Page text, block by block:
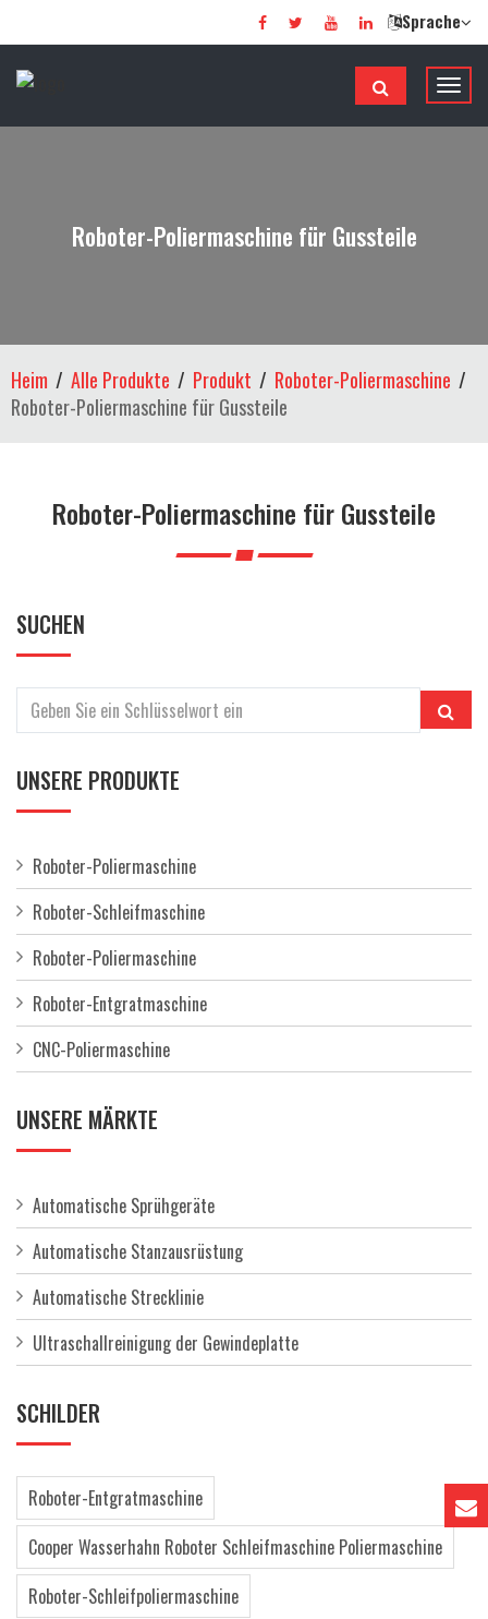
Sprache
N
m
Roboter-Poliermaschine für Gussteile
Heim Alle Produkte Produkt
Roboter-Poliermaschine
Roboter-Poliermaschine für Gussteile
Roboter-Poliermaschine für Gussteile
SUCHEN
UNSERE PRODUKTE
Roboter-Poliermaschine
Roboter-Schleifmaschine
Roboter-Poliermaschine
Roboter-Entgratmaschine
CNC-Poliermaschine
UNSERE MÄRKTE
Automatische Sprühgeräte
Automatische Stanzausrüstung
Automatische Strecklinie
Ultraschallreinigung der Gewindeplatte
SCHILDER
Roboter-Entgratmaschine
Cooper Wasserhahn Roboter Schleifmaschine Poliermaschine
Roboter-Schleifpoliermaschine